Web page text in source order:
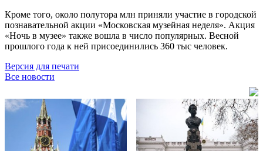
Кроме того, около полутора млн приняли участие в городской
познавательной акции «Московская музейная неделя». Акция
«Ночь в музее» также вошла в число популярных. Весной
прошлого года к ней присоединились 360 тыс человек.
Версия для печати
Все новости